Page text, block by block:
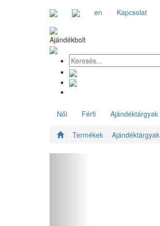
en Kapcsolat
Ajándékbolt
Női Férfi Ajándéktárgyak
Termékek Ajándéktárgyak